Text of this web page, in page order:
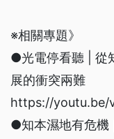
※相關專題》
●光電停看聽 | 從
展的衝突兩難
https://youtu.be/
●知本濕地有危機